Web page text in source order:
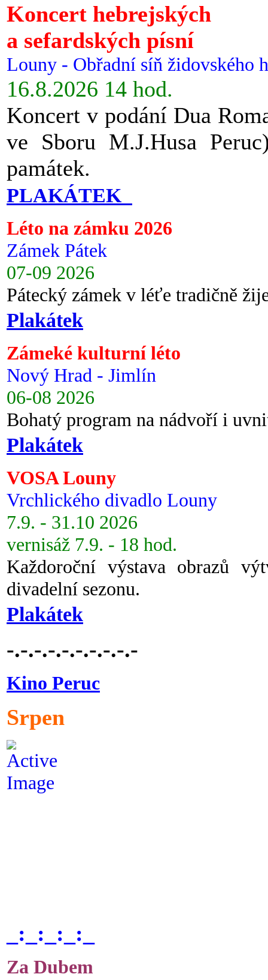
Koncert hebrejských
a sefardských písní
Louny - Obřadní síň židovského
16.8.2026 14 hod.
Koncert v podání Dua
ve Sboru M.J.Husa
památek.
PLAKÁTEK
Léto na zámku 2026
Zámek Pátek
07-09 2026
Pátecký zámek v léťe tradičně
Plakátek
Zámeké kulturní léto
Nový Hrad - Jimlín
06-08 2026
Bohatý program na nádvoří i
Plakátek
VOSA Louny
Vrchlického divadlo Louny
7.9. - 31.10 2026
vernisáž 7.9. - 18 hod.
Každoroční výstava obrazů
divadelní sezonu.
Plakátek
-.-.-.-.-.-.-.-.-.-
Kino Peruc
Srpen
_:_:_:_:_
Za Dubem